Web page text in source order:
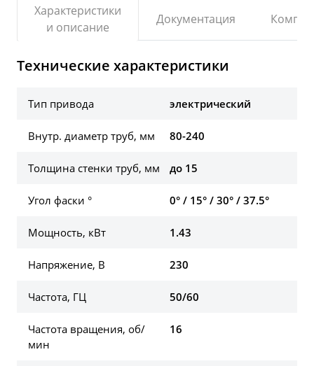
Характеристики
и описание
Документация
Технические характеристики
Тип привода электрический
Внутр. диаметр труб, мм 80-240
Толщина стенки труб, мм до 15
Угол фаски ° 0° / 15° / 30° / 37.5°
Мощность, кВт 1.43
Напряжение, В 230
Частота, ГЦ 50/60
Частота вращения, об/
мин
16